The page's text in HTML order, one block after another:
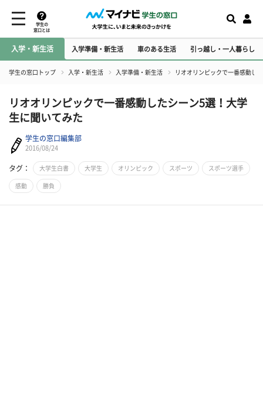
学生の
窓口とは
入学・新生活 入学準備・新生活 車のある生活 引っ越し・一人暮らし
学生の窓口トップ 入学・新生活 入学準備・新生活 リオオリンピックで一番感動し
リオオリンピックで一番感動したシーン5選！大学
生に聞いてみた
学生の窓口編集部
2016/08/24
タグ： 大学生白書 大学生 オリンピック スポーツ スポーツ選手
感動 勝負